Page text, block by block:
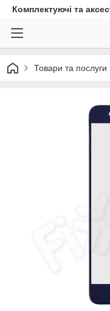
Комплектуючі та
Товари та послуги